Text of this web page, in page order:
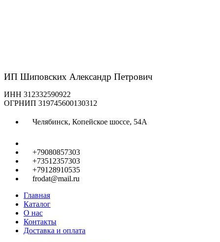
ИП Шиповских Александр Петрович
ИНН 312332590922
ОГРНИП 319745600130312
Челябинск, Копейское шоссе, 54А
+79080857303
+73512357303
+79128910535
frodat@mail.ru
Главная
Каталог
О нас
Контакты
Доставка и оплата